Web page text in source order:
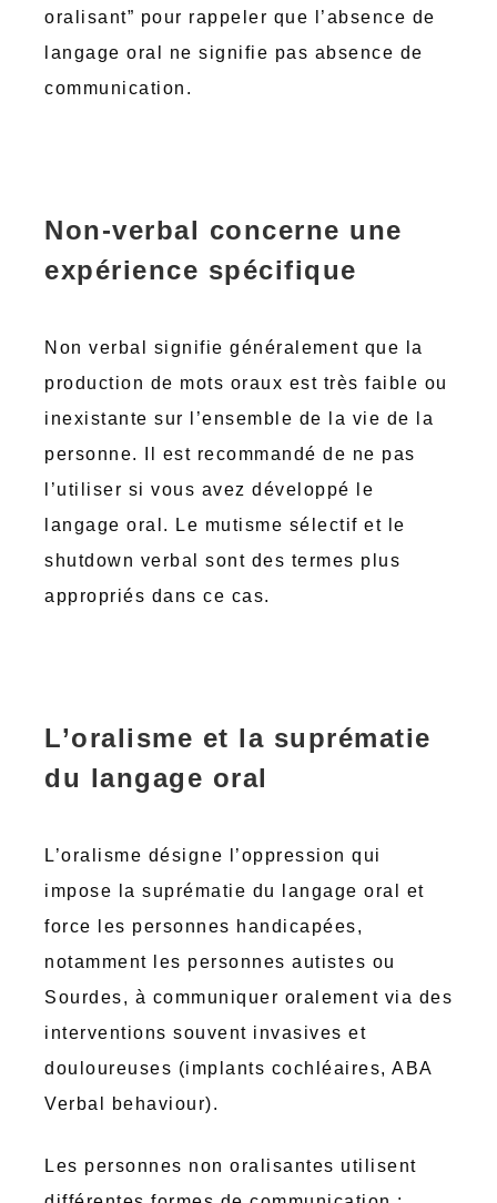
oralisant” pour rappeler que l’absence de
langage oral ne signifie pas absence de
communication.
Non-verbal concerne une
expérience spécifique
Non verbal signifie généralement que la
production de mots oraux est très faible ou
inexistante sur l’ensemble de la vie de la
personne. Il est recommandé de ne pas
l’utiliser si vous avez développé le
langage oral. Le mutisme sélectif et le
shutdown verbal sont des termes plus
appropriés dans ce cas.
L’oralisme et la suprématie
du langage oral
L’oralisme désigne l’oppression qui
impose la suprématie du langage oral et
force les personnes handicapées,
notamment les personnes autistes ou
Sourdes, à communiquer oralement via des
interventions souvent invasives et
douloureuses (implants cochléaires, ABA
Verbal behaviour).
Les personnes non oralisantes utilisent